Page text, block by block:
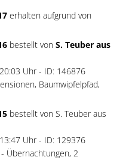
erhalten aufgrund von
bestellt von S. Teuber aus
Uhr - ID: 146876
Baumwipfelpfad,
bestellt von S. Teuber aus
Uhr - ID: 129376
Übernachtungen, 2